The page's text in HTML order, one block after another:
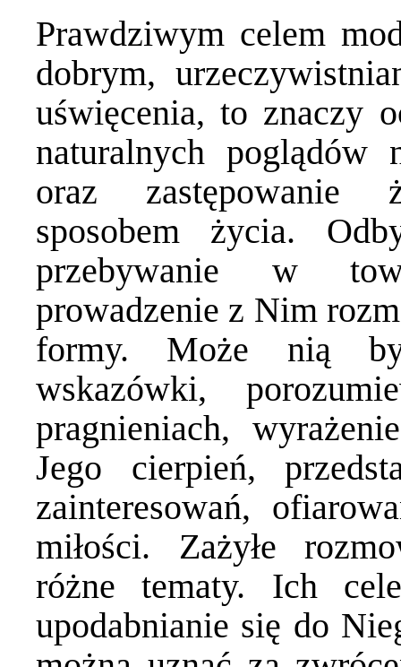
Prawdziwym celem
dobrym,
uświęcenia, to znaczy
naturalnych poglądów
oraz zastępowanie
sposobem życia.
przebywanie w
prowadzenie z Nim
formy. Może nią
wskazówki,
pragnieniach,
Jego cierpień,
zainteresowań,
miłości. Zażyłe
różne tematy. Ich
upodabnianie się do